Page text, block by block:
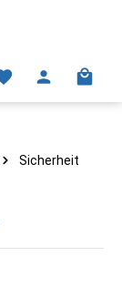
Sicherheit